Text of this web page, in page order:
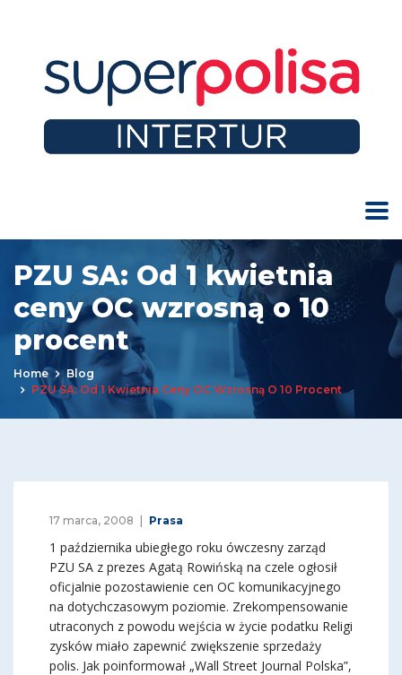
PZU SA: Od 1 kwietnia
ceny OC wzrosną o 10
procent
Home
Blog
PZU SA: Od 1 Kwietnia Ceny OC Wzrosną O 10 Procent
17 marca, 2008 Prasa
1 października ubiegłego roku ówczesny zarząd
PZU SA z prezes Agatą Rowińską na czele ogłosił
oficjalnie pozostawienie cen OC komunikacyjnego
na dotychczasowym poziomie. Zrekompensowanie
utraconych z powodu wejścia w życie podatku Religi
zysków miało zapewnić zwiększenie sprzedaży
polis. Jak poinformował „Wall Street Journal Polska”,